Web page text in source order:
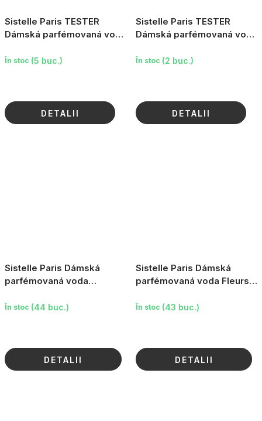
Sistelle Paris TESTER
Dámská parfémovaná voda
În stoc (5 buc.)
DETALII
Sistelle Paris TESTER
Dámská parfémovaná voda
În stoc (2 buc.)
DETALII
Sistelle Paris Dámská
parfémovaná voda
În stoc (44 buc.)
DETALII
Sistelle Paris Dámská
parfémovaná voda Fleurs
În stoc (43 buc.)
DETALII